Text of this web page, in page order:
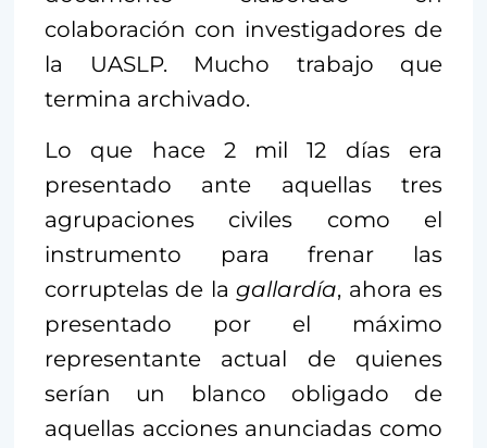
colaboración con investigadores de
la UASLP. Mucho trabajo que
termina archivado.
Lo que hace 2 mil 12 días era
presentado ante aquellas tres
agrupaciones civiles como el
instrumento para frenar las
corruptelas de la gallardía, ahora es
presentado por el máximo
representante actual de quienes
serían un blanco obligado de
aquellas acciones anunciadas como